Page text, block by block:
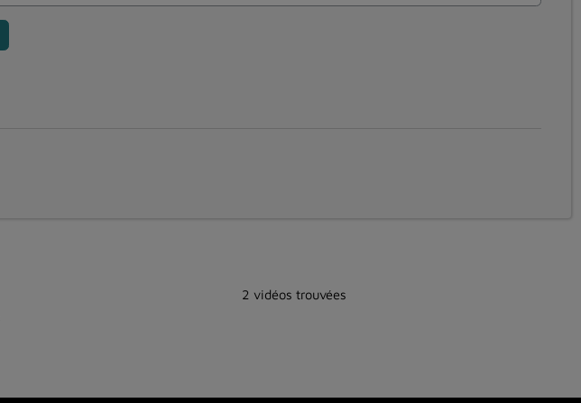
2 vidéos trouvées